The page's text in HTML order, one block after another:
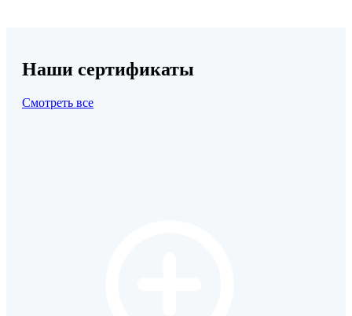
Наши сертификаты
Смотреть все